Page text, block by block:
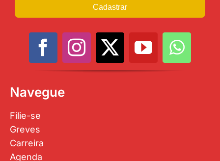
Cadastrar
Navegue
Filie-se
Greves
Carreira
Agenda